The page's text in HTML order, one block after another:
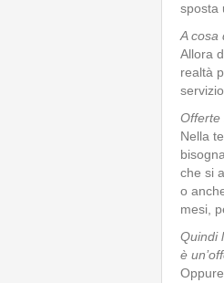
sposta
A cosa
Allora
realtà
Offerte
Nella
che si
o
mesi,
Quindi
è